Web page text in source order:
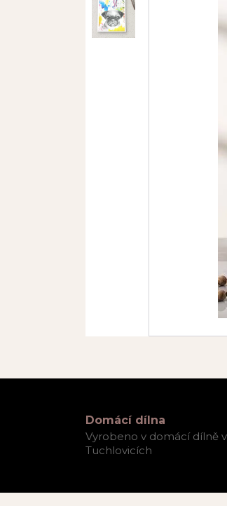
Domácí dílna
Vyrobeno v domácí dílně v
Tuchlovicích